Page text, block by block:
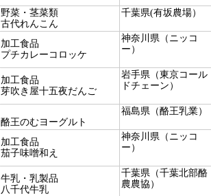
野菜・茎菜類
古代れんこん
千葉県(有坂農場）
加工食品
プチカレーコロッケ
神奈川県（ニッコ
ー）
加工食品
芽吹き屋十五夜だんご
岩手県（東京コール
ドチェーン）
酪王のむヨーグルト
福島県（酪王乳業）
加工食品
茄子味噌和え
神奈川県（ニッコ
ー）
牛乳・乳製品
八千代牛乳
千葉県（千葉北部酪
農農協）